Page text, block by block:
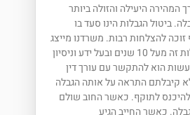
היעילה והזולה ביותר
ביטול הגבלות הינו סעד בו
להצלחות רבות. משרדנו מייצג
חייבים בביטולי הגבלות זה מעל 10 שנים ובעל ידע וניסיון
הוא להתקשר עם עורך דין
קיבלתם התראה על אותה הגבלה
לתוקף. כאשר החוב שולם
כאשר החייב הגיע